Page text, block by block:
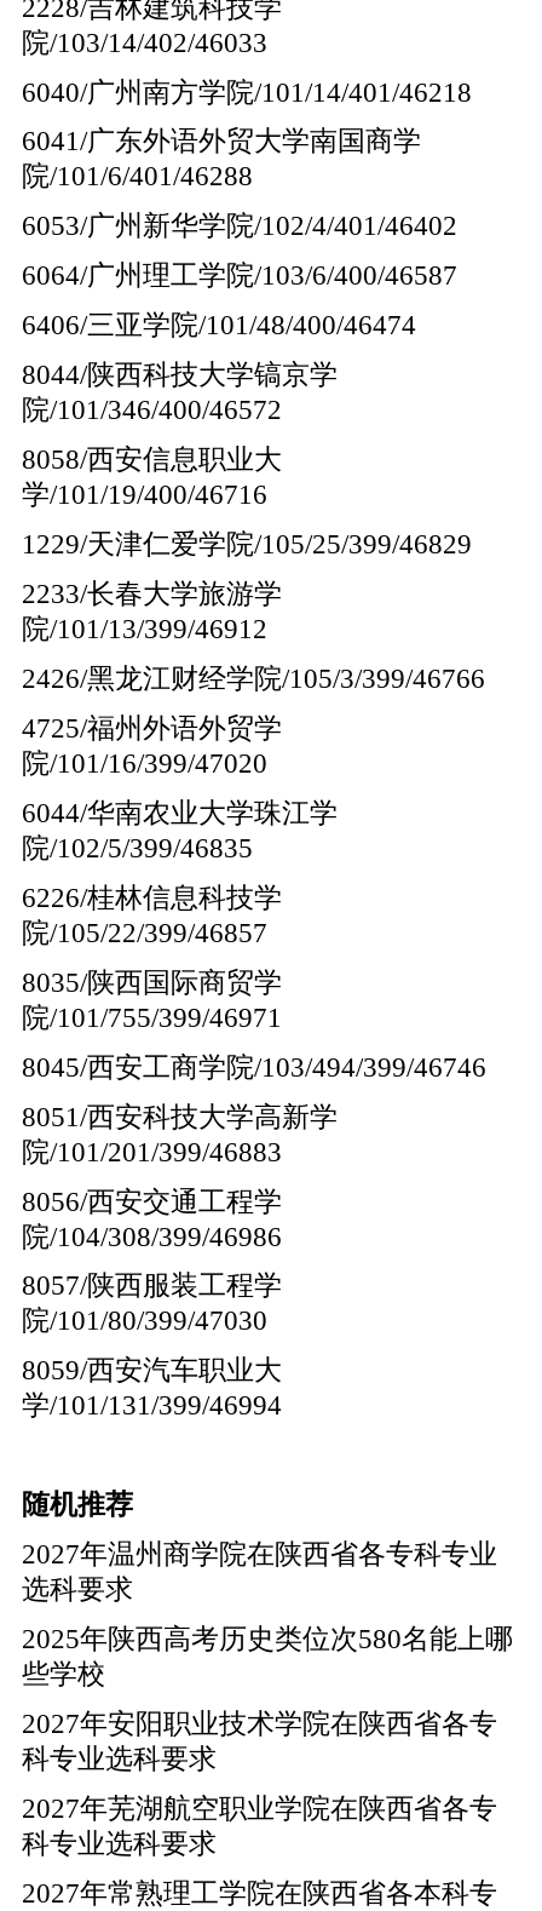
2228/吉林建筑科技学
院/103/14/402/46033
6040/广州南方学院/101/14/401/46218
6041/广东外语外贸大学南国商学
院/101/6/401/46288
6053/广州新华学院/102/4/401/46402
6064/广州理工学院/103/6/400/46587
6406/三亚学院/101/48/400/46474
8044/陕西科技大学镐京学
院/101/346/400/46572
8058/西安信息职业大
学/101/19/400/46716
1229/天津仁爱学院/105/25/399/46829
2233/长春大学旅游学
院/101/13/399/46912
2426/黑龙江财经学院/105/3/399/46766
4725/福州外语外贸学
院/101/16/399/47020
6044/华南农业大学珠江学
院/102/5/399/46835
6226/桂林信息科技学
院/105/22/399/46857
8035/陕西国际商贸学
院/101/755/399/46971
8045/西安工商学院/103/494/399/46746
8051/西安科技大学高新学
院/101/201/399/46883
8056/西安交通工程学
院/104/308/399/46986
8057/陕西服装工程学
院/101/80/399/47030
8059/西安汽车职业大
学/101/131/399/46994
随机推荐
2027年温州商学院在陕西省各专科专业
选科要求
2025年陕西高考历史类位次580名能上哪
些学校
2027年安阳职业技术学院在陕西省各专
科专业选科要求
2027年芜湖航空职业学院在陕西省各专
科专业选科要求
2027年常熟理工学院在陕西省各本科专